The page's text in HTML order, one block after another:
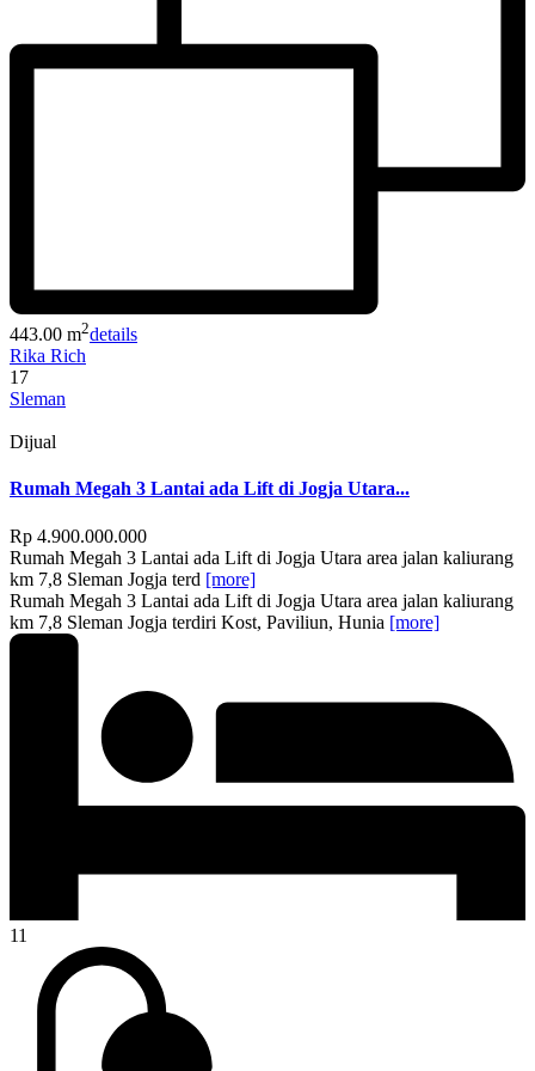
443.00 m2details
Rika Rich
17
Sleman
Dijual
Rumah Megah 3 Lantai ada Lift di Jogja Utara...
Rp 4.900.000.000
Rumah Megah 3 Lantai ada Lift di Jogja Utara area jalan kaliurang
km 7,8 Sleman Jogja terd [more]
Rumah Megah 3 Lantai ada Lift di Jogja Utara area jalan kaliurang
km 7,8 Sleman Jogja terdiri Kost, Paviliun, Hunia [more]
11